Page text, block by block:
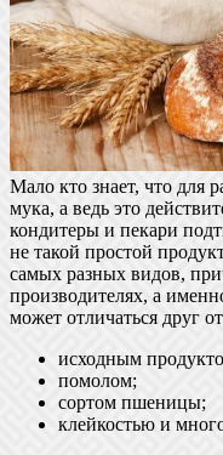
Мало кто знает, что для
мука, а ведь это
кондитеры и пекари
не такой простой
самых разных видов,
производителях, а
может отличаться друг
исходным
помолом;
сортом пшеницы;
клейкостью и